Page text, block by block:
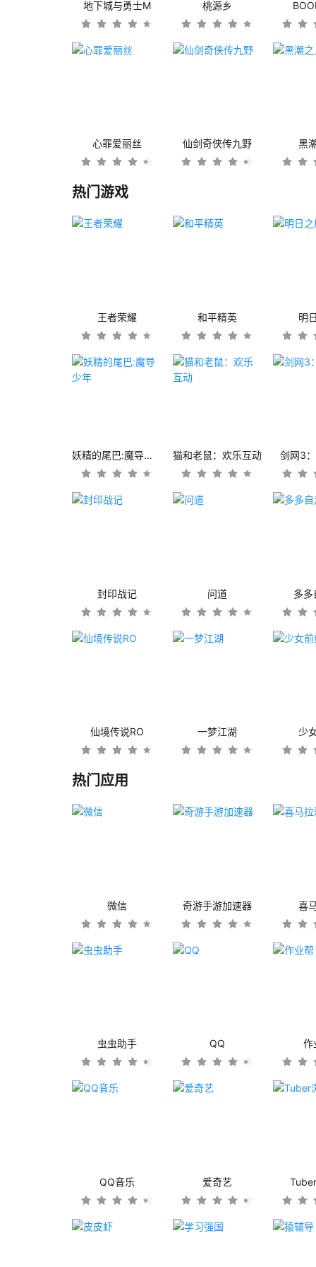
地下城与勇士M 桃源乡
心罪爱丽丝 仙剑奇侠传九野 黑
热门游戏
王者荣耀 和平精英 明
妖精的尾巴:魔导少年 猫和老鼠：欢乐互动 剑网3
封印战记 问道 多多
仙境传说RO 一梦江湖 少
热门应用
微信 奇游手游加速器 喜
虫虫助手 QQ 作
QQ音乐 爱奇艺